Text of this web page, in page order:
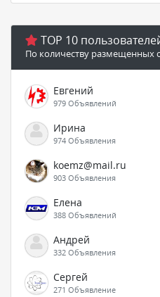
TOP 10
По количеству размещенных
Евгений
979 Объявлений
Ирина
974 Объявления
koemz@mail.ru
903 Объявления
Елена
388 Объявлений
Андрей
332 Объявления
Сергей
271 Объявление